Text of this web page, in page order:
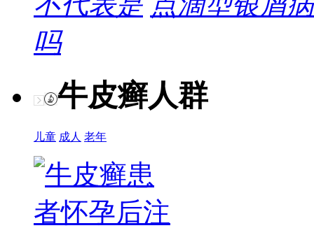
吗
牛皮癣人群
儿童 成人 老年